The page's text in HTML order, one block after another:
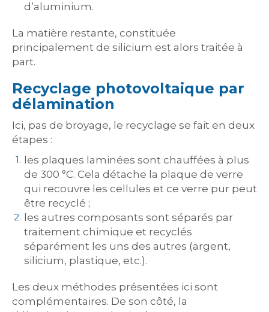
d’aluminium.
La matière restante, constituée
principalement de silicium est alors traitée à
part.
Recyclage photovoltaique par
délamination
Ici, pas de broyage, le recyclage se fait en deux
étapes :
les plaques laminées sont chauffées à plus
de 300 °C. Cela détache la plaque de verre
qui recouvre les cellules et ce verre pur peut
être recyclé ;
les autres composants sont séparés par
traitement chimique et recyclés
séparément les uns des autres (argent,
silicium, plastique, etc.).
Les deux méthodes présentées ici sont
complémentaires. De son côté, la